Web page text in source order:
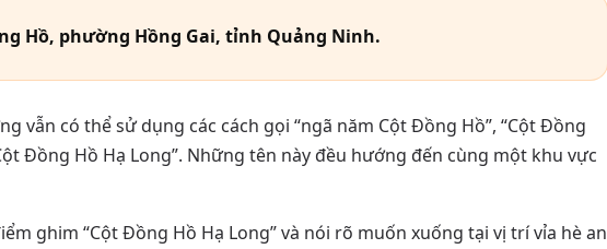
Hồ, phường Hồng Gai, tỉnh Quảng Ninh.
vẫn có thể sử dụng các cách gọi “ngã năm Cột Đồng Hồ”, “Cột Đồng
Đồng Hồ Hạ Long”. Những tên này đều hướng đến cùng một khu vực
ghim “Cột Đồng Hồ Hạ Long” và nói rõ muốn xuống tại vị trí vỉa hè an